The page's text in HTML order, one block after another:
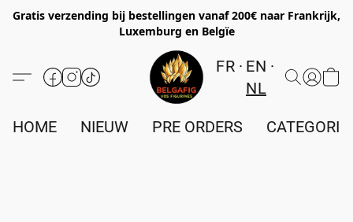
Gratis verzending bij bestellingen vanaf 200€ naar Frankrijk,
Luxemburg en Belgïe
FR
EN
NL
HOME NIEUW PRE ORDERS